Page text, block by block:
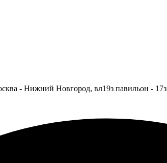
- Нижний Новгород, вл19з павильон - 17з